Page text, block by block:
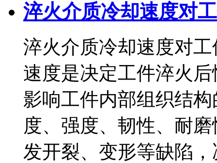
淬火介质冷却速度对
淬火介质冷却速度对
速度是决定工件淬火
影响工件内部组织结
度、强度、韧性、耐
发开裂、变形等缺陷